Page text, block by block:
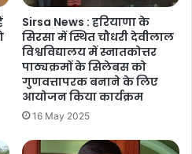
Sirsa News : हरियाणा के
सिरसा में स्थित चौधरी देवीलाल
विश्वविद्यालय में स्नातकोत्तर
पाठ्यक्रमों के सिलेबस को
गुणवत्तापरक बनाने के लिए
आयोजन किया कार्यक्रम
16 May 2025